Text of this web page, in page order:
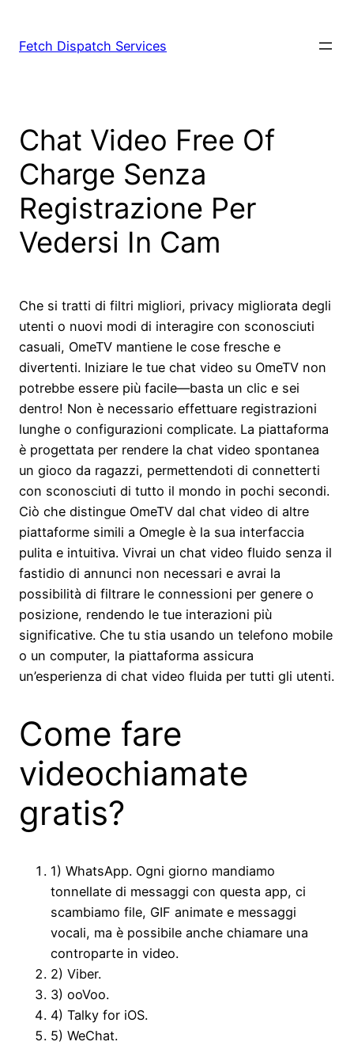
Fetch Dispatch Services
Chat Video Free Of
Charge Senza
Registrazione Per
Vedersi In Cam
Che si tratti di filtri migliori, privacy migliorata degli
utenti o nuovi modi di interagire con sconosciuti
casuali, OmeTV mantiene le cose fresche e
divertenti. Iniziare le tue chat video su OmeTV non
potrebbe essere più facile—basta un clic e sei
dentro! Non è necessario effettuare registrazioni
lunghe o configurazioni complicate. La piattaforma
è progettata per rendere la chat video spontanea
un gioco da ragazzi, permettendoti di connetterti
con sconosciuti di tutto il mondo in pochi secondi.
Ciò che distingue OmeTV dal chat video di altre
piattaforme simili a Omegle è la sua interfaccia
pulita e intuitiva. Vivrai un chat video fluido senza il
fastidio di annunci non necessari e avrai la
possibilità di filtrare le connessioni per genere o
posizione, rendendo le tue interazioni più
significative. Che tu stia usando un telefono mobile
o un computer, la piattaforma assicura
un’esperienza di chat video fluida per tutti gli utenti.
Come fare
videochiamate
gratis?
1) WhatsApp. Ogni giorno mandiamo
tonnellate di messaggi con questa app, ci
scambiamo file, GIF animate e messaggi
vocali, ma è possibile anche chiamare una
controparte in video.
2) Viber.
3) ooVoo.
4) Talky for iOS.
5) WeChat.